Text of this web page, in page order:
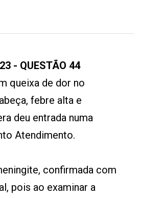
- QUESTÃO 44
queixa de dor no
febre alta e
deu entrada numa
Atendimento.
confirmada com
pois ao examinar a